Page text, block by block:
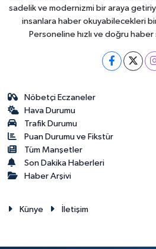
sadelik ve modernizmi bir araya
insanlara haber okuyabilecekleri
Personeline hızlı ve doğru
Nöbetçi Eczaneler
Hava Durumu
Trafik Durumu
Puan Durumu ve Fikstür
Tüm Manşetler
Son Dakika Haberleri
Haber Arşivi
Künye İletişim